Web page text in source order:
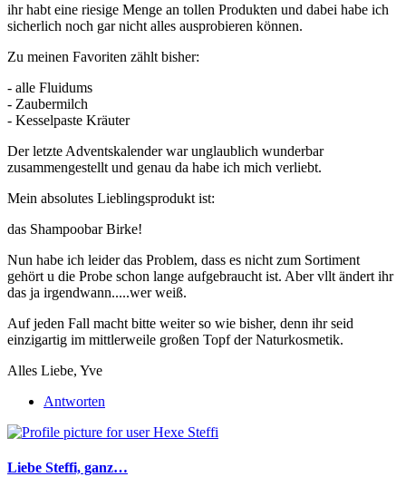
ihr habt eine riesige Menge an tollen Produkten und dabei habe ich
sicherlich noch gar nicht alles ausprobieren können.
Zu meinen Favoriten zählt bisher:
- alle Fluidums
- Zaubermilch
- Kesselpaste Kräuter
Der letzte Adventskalender war unglaublich wunderbar
zusammengestellt und genau da habe ich mich verliebt.
Mein absolutes Lieblingsprodukt ist:
das Shampoobar Birke!
Nun habe ich leider das Problem, dass es nicht zum Sortiment
gehört u die Probe schon lange aufgebraucht ist. Aber vllt ändert ihr
das ja irgendwann.....wer weiß.
Auf jeden Fall macht bitte weiter so wie bisher, denn ihr seid
einzigartig im mittlerweile großen Topf der Naturkosmetik.
Alles Liebe, Yve
Antworten
Liebe Steffi, ganz…